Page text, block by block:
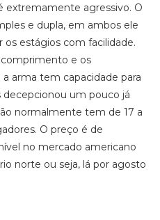
extremamente agressivo. O
e dupla, em ambos ele
estágios com facilidade.
e os
arma tem capacidade para
decepcionou um pouco já
normalmente tem de 17 a
O preço é de
no mercado americano
norte ou seja, lá por agosto